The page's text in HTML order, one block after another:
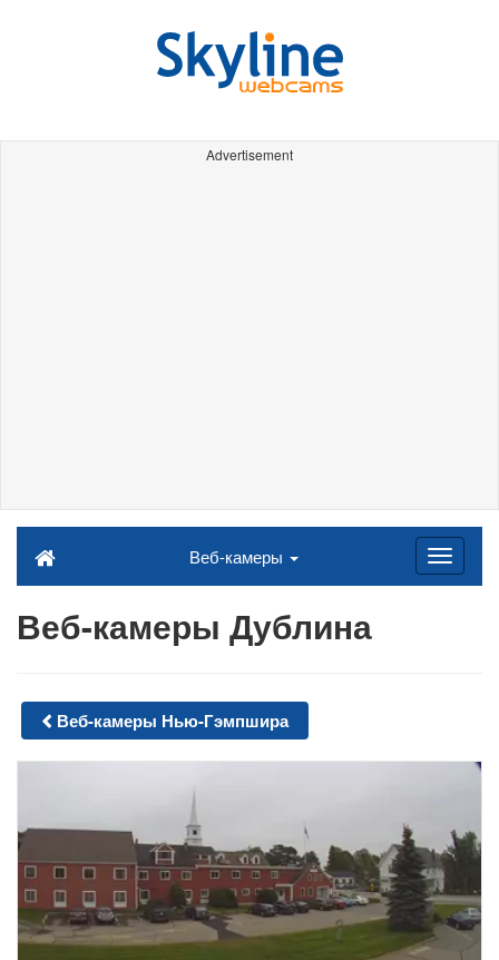
Advertisement
Веб-камеры
Веб-камеры Дублина
Веб-камеры Нью-Гэмпшира